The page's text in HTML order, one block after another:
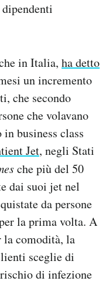
in Italia, ha detto
un incremento
che secondo
che volavano
business class
Jet, negli Stati
che più del 50
dai suoi jet nel
da persone
la prima volta. A
la comodità, la
sceglie di
di infezione